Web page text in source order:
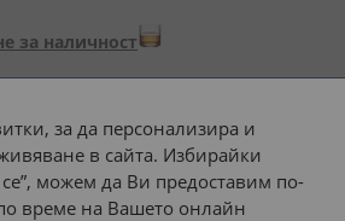
за наличност
на плащане:
за да персонализира и
в сайта. Избирайки
се”, можем да Ви предоставим по-
време на Вашето онлайн